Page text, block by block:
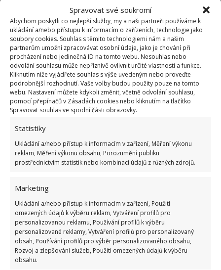
Spravovat své soukromí
Abychom poskytli co nejlepší služby, my a naši partneři používáme k
ukládání a/nebo přístupu k informacím o zařízeních, technologie jako
soubory cookies. Souhlas s těmito technologiemi nám a našim
partnerům umožní zpracovávat osobní údaje, jako je chování při
procházení nebo jedinečná ID na tomto webu. Nesouhlas nebo
odvolání souhlasu může nepříznivě ovlivnit určité vlastnosti a funkce.
Kliknutím níže vyjádřete souhlas s výše uvedeným nebo proveďte
podrobnější rozhodnutí. Vaše volby budou použity pouze na tomto
webu. Nastavení můžete kdykoli změnit, včetně odvolání souhlasu,
pomocí přepínačů v Zásadách cookies nebo kliknutím na tlačítko
Spravovat souhlas ve spodní části obrazovky.
Statistiky
Ukládání a/nebo přístup k informacím v zařízení, Měření výkonu
reklam, Měření výkonu obsahu, Porozumění publiku
prostřednictvím statistik nebo kombinací údajů z různých zdrojů.
Marketing
Ukládání a/nebo přístup k informacím v zařízení, Použití
omezených údajů k výběru reklam, Vytváření profilů pro
personalizovanou reklamu, Používání profilů k výběru
personalizované reklamy, Vytváření profilů pro personalizovaný
obsah, Používání profilů pro výběr personalizovaného obsahu,
Rozvoj a zlepšování služeb, Použití omezených údajů k výběru
obsahu.
Fotografie: Depositphotos
Nesprávně zvolená poloha povede k tomu, že v zimě
bude ze strany okenního systému proudit studený
vzduch. Dalším náznakem může být, že křídlo okna
se špatně otevírá nebo zavírá. Je třeba si také
uvědomit, že neustálé
zvyšují těsnost okenního systému. Neustálé měnění
jejich polohy však může konstrukci předčasně
dvakrát ročně, rozhodně ne častěji.
Zdroj:Tigerdoor